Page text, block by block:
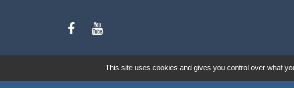
Mentions légales - Politique de confidentialité -
This site uses cookies and gives you control over what